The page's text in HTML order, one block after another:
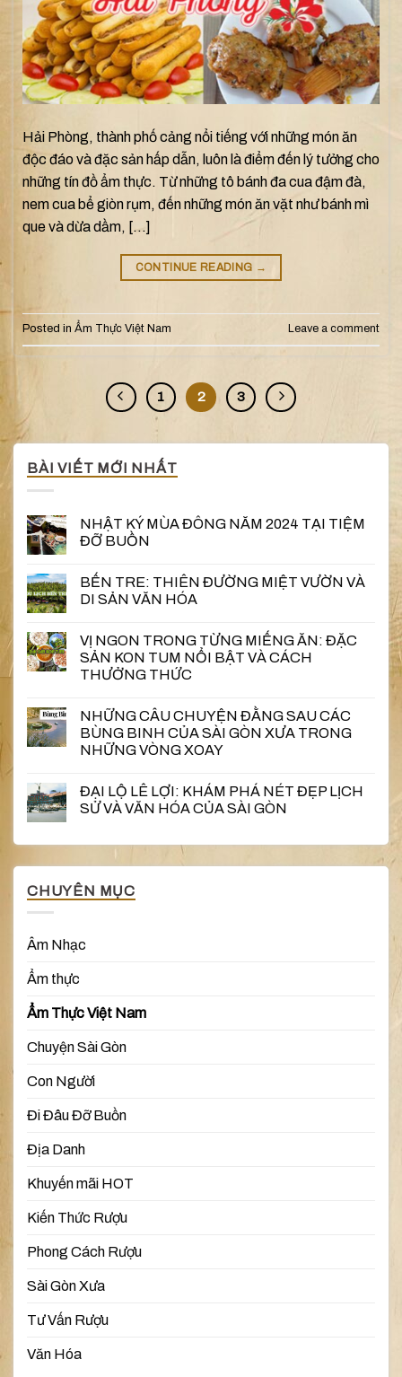
Hải Phòng, thành phố cảng nổi tiếng với những món ăn
độc đáo và đặc sản hấp dẫn, luôn là điểm đến lý tưởng cho
những tín đồ ẩm thực. Từ những tô bánh đa cua đậm đà,
nem cua bể giòn rụm, đến những món ăn vặt như bánh mì
que và dừa dầm, […]
CONTINUE READING →
Posted in Ẩm Thực Việt Nam Leave a comment
1 2 3
BÀI VIẾT MỚI NHẤT
NHẬT KÝ MÙA ĐÔNG NĂM 2024 TẠI TIỆM
ĐỠ BUỒN
BẾN TRE: THIÊN ĐƯỜNG MIỆT VƯỜN VÀ
DI SẢN VĂN HÓA
VỊ NGON TRONG TỪNG MIẾNG ĂN: ĐẶC
SẢN KON TUM NỔI BẬT VÀ CÁCH
THƯỞNG THỨC
NHỮNG CÂU CHUYỆN ĐẰNG SAU CÁC
BÙNG BINH CỦA SÀI GÒN XƯA TRONG
NHỮNG VÒNG XOAY
ĐẠI LỘ LÊ LỢI: KHÁM PHÁ NÉT ĐẸP LỊCH
SỬ VÀ VĂN HÓA CỦA SÀI GÒN
CHUYÊN MỤC
Âm Nhạc
Ẩm thực
Ẩm Thực Việt Nam
Chuyện Sài Gòn
Con Người
Đi Đâu Đỡ Buồn
Địa Danh
Khuyến mãi HOT
Kiến Thức Rượu
Phong Cách Rượu
Sài Gòn Xưa
Tư Vấn Rượu
Văn Hóa